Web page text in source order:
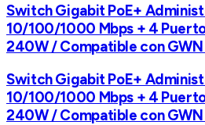
Switch Gigabit PoE+
10/100/1000 Mbps + 4
240W / Compatible con
Switch Gigabit PoE+
10/100/1000 Mbps + 4
240W / Compatible con